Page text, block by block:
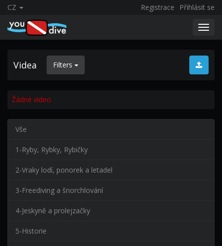
CZ Registrace Přihlásit se
Videa Filters
Žádné video.
Vše
1-Ryby, Rybky, Rybičky
2-Vraky lodí, ponorek a letadel
3-Freediving a šnorchlování
4-Jeskyně a prolejzačky
5-Historie